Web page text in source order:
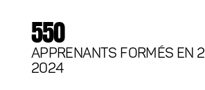
550
APPRENANTS FORMÉS EN
2024